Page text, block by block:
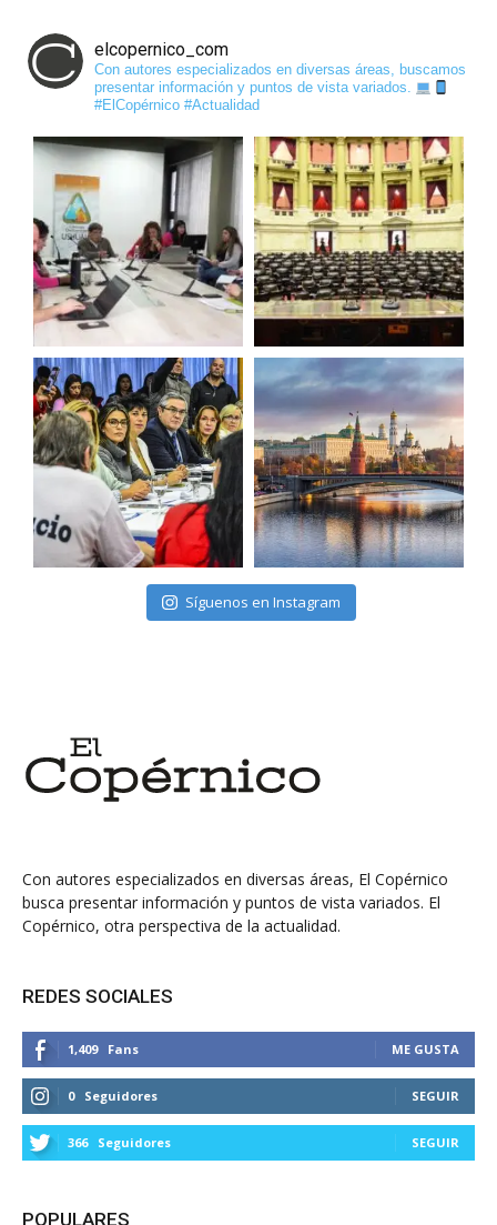
elcopernico_com
Con autores especializados en diversas áreas, buscamos
presentar información y puntos de vista variados.
#ElCopérnico #Actualidad
Síguenos en Instagram
Con autores especializados en diversas áreas, El Copérnico
busca presentar información y puntos de vista variados. El
Copérnico, otra perspectiva de la actualidad.
REDES SOCIALES
1,409 Fans ME GUSTA
0 Seguidores SEGUIR
366 Seguidores SEGUIR
POPULARES